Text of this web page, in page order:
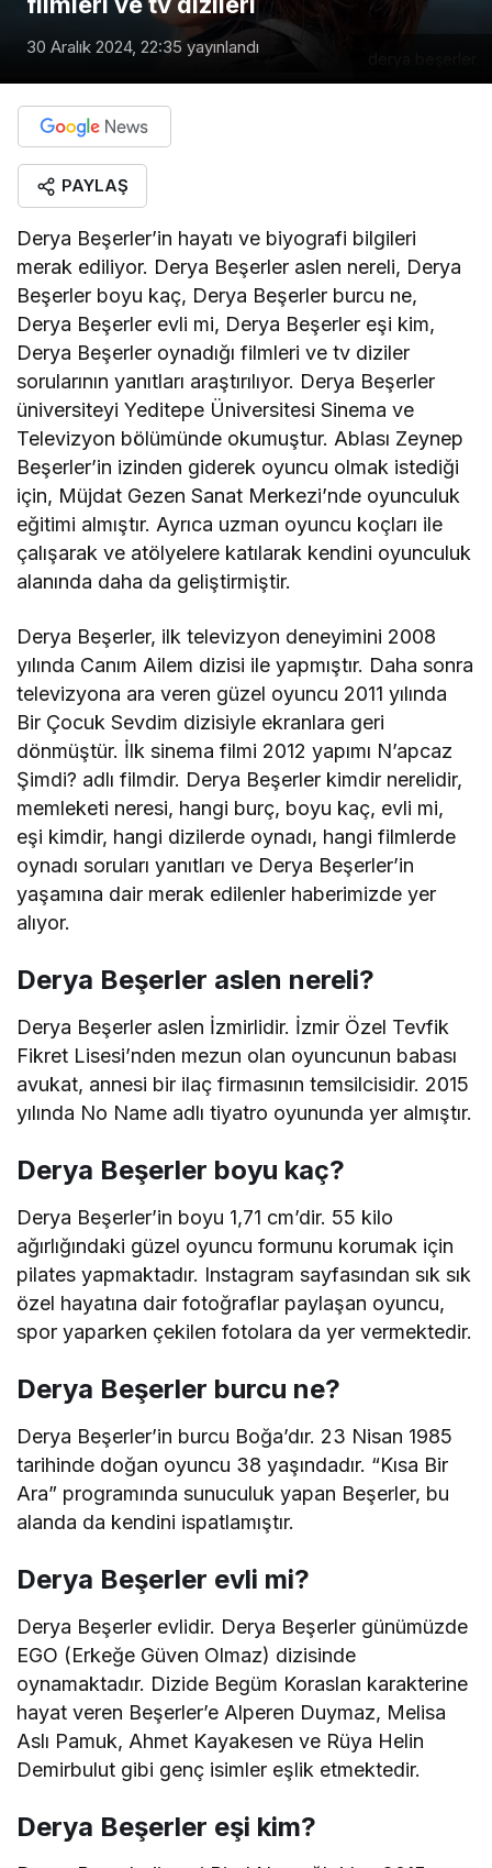
30 Aralık 2024, 22:35 yayınlandı
PAYLAŞ
Derya Beşerler’in hayatı ve biyografi bilgileri
merak ediliyor. Derya Beşerler aslen nereli, Derya
Beşerler boyu kaç, Derya Beşerler burcu ne,
Derya Beşerler evli mi, Derya Beşerler eşi kim,
Derya Beşerler oynadığı filmleri ve tv diziler
sorularının yanıtları araştırılıyor. Derya Beşerler
üniversiteyi Yeditepe Üniversitesi Sinema ve
Televizyon bölümünde okumuştur. Ablası Zeynep
Beşerler’in izinden giderek oyuncu olmak istediği
için, Müjdat Gezen Sanat Merkezi’nde oyunculuk
eğitimi almıştır. Ayrıca uzman oyuncu koçları ile
çalışarak ve atölyelere katılarak kendini oyunculuk
alanında daha da geliştirmiştir.
Derya Beşerler, ilk televizyon deneyimini 2008
yılında Canım Ailem dizisi ile yapmıştır. Daha sonra
televizyona ara veren güzel oyuncu 2011 yılında
Bir Çocuk Sevdim dizisiyle ekranlara geri
dönmüştür. İlk sinema filmi 2012 yapımı N’apcaz
Şimdi? adlı filmdir. Derya Beşerler kimdir nerelidir,
memleketi neresi, hangi burç, boyu kaç, evli mi,
eşi kimdir, hangi dizilerde oynadı, hangi filmlerde
oynadı soruları yanıtları ve Derya Beşerler’in
yaşamına dair merak edilenler haberimizde yer
alıyor.
Derya Beşerler aslen nereli?
Derya Beşerler aslen İzmirlidir. İzmir Özel Tevfik
Fikret Lisesi’nden mezun olan oyuncunun babası
avukat, annesi bir ilaç firmasının temsilcisidir. 2015
yılında No Name adlı tiyatro oyununda yer almıştır.
Derya Beşerler boyu kaç?
Derya Beşerler’in boyu 1,71 cm’dir. 55 kilo
ağırlığındaki güzel oyuncu formunu korumak için
pilates yapmaktadır. Instagram sayfasından sık sık
özel hayatına dair fotoğraflar paylaşan oyuncu,
spor yaparken çekilen fotolara da yer vermektedir.
Derya Beşerler burcu ne?
Derya Beşerler’in burcu Boğa’dır. 23 Nisan 1985
tarihinde doğan oyuncu 38 yaşındadır. “Kısa Bir
Ara” programında sunuculuk yapan Beşerler, bu
alanda da kendini ispatlamıştır.
Derya Beşerler evli mi?
Derya Beşerler evlidir. Derya Beşerler günümüzde
EGO (Erkeğe Güven Olmaz) dizisinde
oynamaktadır. Dizide Begüm Koraslan karakterine
hayat veren Beşerler’e Alperen Duymaz, Melisa
Aslı Pamuk, Ahmet Kayakesen ve Rüya Helin
Demirbulut gibi genç isimler eşlik etmektedir.
Derya Beşerler eşi kim?